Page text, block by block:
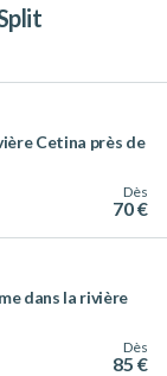
Cetina près de
Dès
70 €
dans la rivière
Dès
85 €